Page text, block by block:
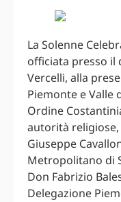
La Solenne
officiata presso il
Vercelli, alla
Piemonte e Valle
Ordine
autorità
Giuseppe
Metropolitano di
Don Fabrizio
Delegazione